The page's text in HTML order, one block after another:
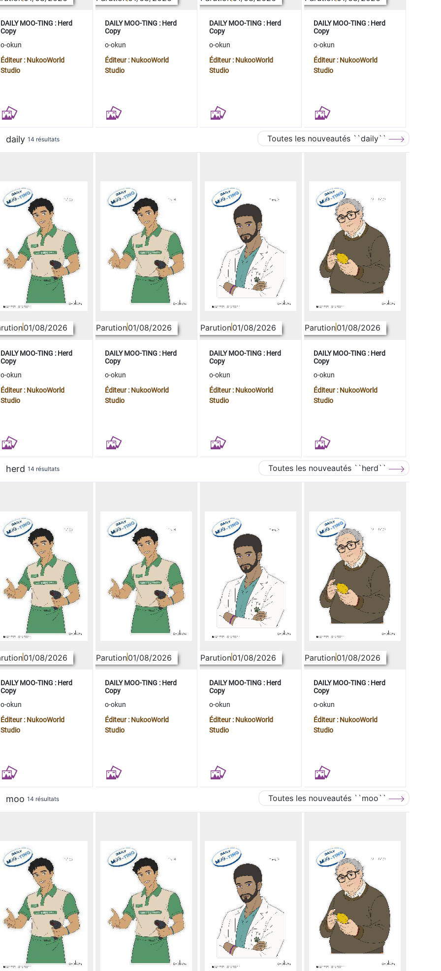
DAILY MOO-TING : Herd
Copy
o-okun
Éditeur : NukooWorld
Studio
DAILY MOO-TING : Herd
Copy
o-okun
Éditeur : NukooWorld
Studio
DAILY MOO-TING : Herd
Copy
o-okun
Éditeur : NukooWorld
Studio
DAILY MOO-TING : Herd
Copy
o-okun
Éditeur : NukooWorld
Studio
daily 14 résultats Toutes les nouveautés ``daily``
01/08/2026
DAILY MOO-TING : Herd
Copy
o-okun
Éditeur : NukooWorld
Studio
Parution01/08/2026
DAILY MOO-TING : Herd
Copy
o-okun
Éditeur : NukooWorld
Studio
Parution01/08/2026
DAILY MOO-TING : Herd
Copy
o-okun
Éditeur : NukooWorld
Studio
Parution01/08/2026
DAILY MOO-TING : Herd
Copy
o-okun
Éditeur : NukooWorld
Studio
herd 14 résultats Toutes les nouveautés ``herd``
01/08/2026
DAILY MOO-TING : Herd
Copy
o-okun
Éditeur : NukooWorld
Studio
Parution01/08/2026
DAILY MOO-TING : Herd
Copy
o-okun
Éditeur : NukooWorld
Studio
Parution01/08/2026
DAILY MOO-TING : Herd
Copy
o-okun
Éditeur : NukooWorld
Studio
Parution01/08/2026
DAILY MOO-TING : Herd
Copy
o-okun
Éditeur : NukooWorld
Studio
moo 14 résultats Toutes les nouveautés ``moo``